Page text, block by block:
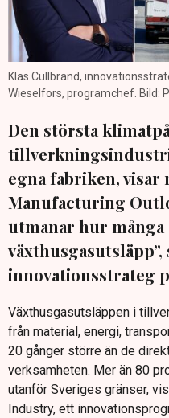
Klas Cullbrand,
Wieselfors, programchef. Bild:
Den största
egna fabriken, visar
Manufacturing
utmanar hur
innovationsstrateg
Växthusgasutsläppen i
från material, energi,
20 gånger större än de
verksamheten. Mer än 80
utanför Sveriges gränser,
Industry, ett